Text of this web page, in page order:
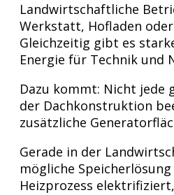
Landwirtschaftliche
Werkstatt, Hofladen
Gleichzeitig gibt es
Energie für Technik und
Dazu kommt: Nicht jede
der Dachkonstruktion
zusätzliche
Gerade in der
mögliche
Heizprozess